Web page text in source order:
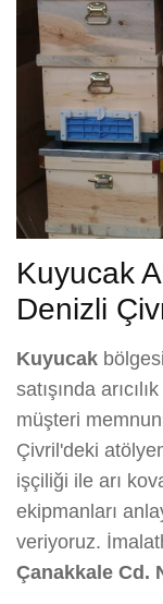
Kuyucak
Denizli
Kuyucak
satışında
müşteri
Çivril'deki
işçiliği ile arı
ekipmanları
veriyoruz.
Çanakkale Cd.